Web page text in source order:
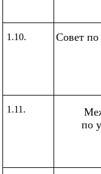
1.10. Совет по
1.11.
по